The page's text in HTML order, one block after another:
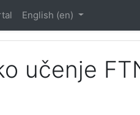
English ‎(en)‎
učenje